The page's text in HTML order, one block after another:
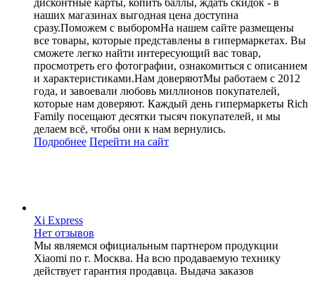
наших магазинах выгодная цена доступна
сразу.Поможем с выборомНа нашем сайте размещены
все товары, которые представлены в гипермаркетах. Вы
сможете легко найти интересующий вас товар,
просмотреть его фотографии, ознакомиться с описанием
и характеристиками.Нам доверяютМы работаем с 2012
года, и завоевали любовь миллионов покупателей,
которые нам доверяют. Каждый день гипермаркеты Rich
Family посещают десятки тысяч покупателей, и мы
делаем всё, чтобы они к нам вернулись.
Подробнее Перейти на сайт
Xi Express
Нет отзывов
Мы являемся официальным партнером продукции
Xiaomi по г. Москва. На всю продаваемую технику
действует гарантия продавца. Выдача заказов